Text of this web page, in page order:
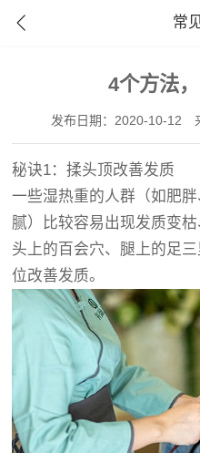
常
4个方法
发布日期：2020-10-12
秘诀1：揉头顶改善发质
一些湿热重的人群（如肥
腻）比较容易出现发质变
头上的百会穴、腿上的足
位改善发质。